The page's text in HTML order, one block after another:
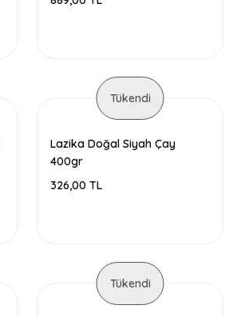
Tükendi
Lazika Doğal Siyah Çay
400gr
326,00 TL
Tükendi